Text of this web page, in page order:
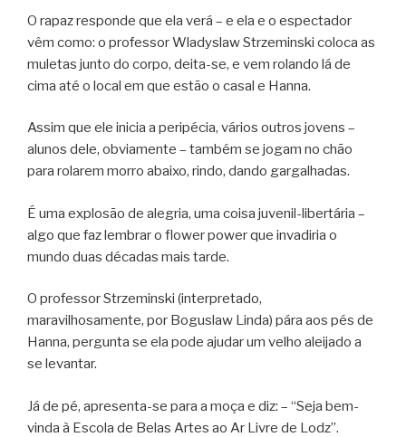
O rapaz responde que ela verá – e ela e o espectador
vêm como: o professor Wladyslaw Strzeminski coloca as
muletas junto do corpo, deita-se, e vem rolando lá de
cima até o local em que estão o casal e Hanna.
Assim que ele inicia a peripécia, vários outros jovens –
alunos dele, obviamente – também se jogam no chão
para rolarem morro abaixo, rindo, dando gargalhadas.
É uma explosão de alegria, uma coisa juvenil-libertária –
algo que faz lembrar o flower power que invadiria o
mundo duas décadas mais tarde.
O professor Strzeminski (interpretado,
maravilhosamente, por Boguslaw Linda) pára aos pés de
Hanna, pergunta se ela pode ajudar um velho aleijado a
se levantar.
Já de pé, apresenta-se para a moça e diz: – “Seja bem-
vinda à Escola de Belas Artes ao Ar Livre de Lodz”.